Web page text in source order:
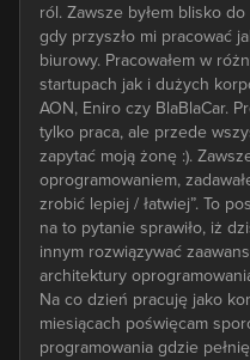
ról. Zawsze byłem blisko
gdy przyszło mi pracować
biurowy. Pracowałem w
startupach jak i dużych
AON, Eniro czy BlaBlaCar.
tylko praca, ale przede
zapytać moją żonę :).
oprogramowaniem,
zrobić lepiej / łatwiej”. To
na to pytanie sprawiło, iż
innym rozwiązywać
architektury
Na co dzień pracuję jako
miesiącach poświęcam
programowania gdzie